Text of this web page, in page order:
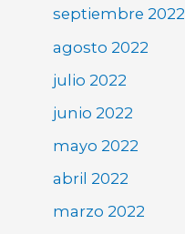
septiembre 2022
agosto 2022
julio 2022
junio 2022
mayo 2022
abril 2022
marzo 2022